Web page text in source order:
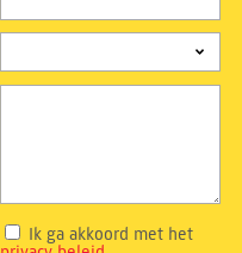
Ik ga akkoord met het